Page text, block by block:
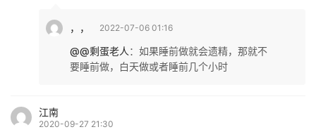
，， 2022-07-06 01:16
@@剩蛋老人 ： 如果睡前做就会遗精，那就不
要睡前做，白天做或者睡前几个小时
江南
2020-09-27 21:30